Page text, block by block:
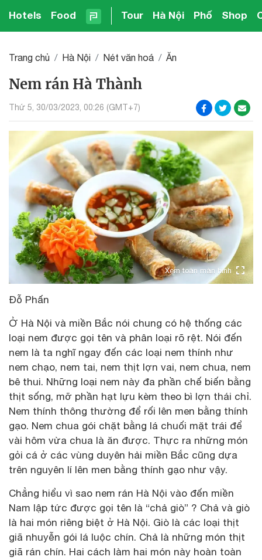
Hotels Food Tour Hà Nội Phố Shop
Trang chủ Hà Nội Nét văn hoá Ăn
Nem rán Hà Thành
Thứ 5, 30/03/2023, 00:26 (GMT+7)
Xem toàn màn hình
Đỗ Phấn
Ở Hà Nội và miền Bắc nói chung có hệ thống các
loại nem được gọi tên và phân loại rõ rệt. Nói đến
nem là ta nghĩ ngay đến các loại nem thính như
nem chạo, nem tai, nem thịt lợn vai, nem chua, nem
bê thui. Những loại nem này đa phần chế biến bằng
thịt sống, mỡ phần hạt lựu kèm theo bì lợn thái chỉ.
Nem thính thông thường để rối lên men bằng thính
gạo. Nem chua gói chặt bằng lá chuối mặt trái để
vài hôm vừa chua là ăn được. Thực ra những món
gỏi cá ở các vùng duyên hải miền Bắc cũng dựa
trên nguyên lí lên men bằng thính gạo như vậy.
Chẳng hiểu vì sao nem rán Hà Nội vào đến miền
Nam lập tức được gọi tên là “chả giò” ? Chả và giò
là hai món riêng biệt ở Hà Nội. Giò là các loại thịt
giã nhuyễn gói lá luộc chín. Chả là những món thịt
giã rán chín. Hai cách làm hai món này hoàn toàn